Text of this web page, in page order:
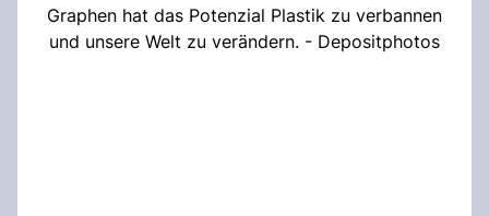
Graphen hat das Potenzial Plastik zu verbannen
und unsere Welt zu verändern. - Depositphotos